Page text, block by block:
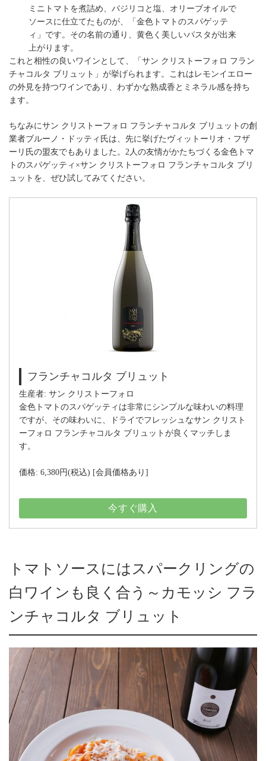
ミニトマトを煮詰め、バジリコと塩、オリーブオイルで
ソースに仕立てたものが、「金色トマトのスパゲッテ
ィ」です。その名前の通り、黄色く美しいパスタが出来
上がります。
これと相性の良いワインとして、「サン クリストーフォロ フラン
チャコルタ ブリュット」が挙げられます。これはレモンイエロー
の外見を持つワインであり、わずかな熟成香とミネラル感を持ち
ます。
ちなみにサン クリストーフォロ フランチャコルタ ブリュットの創
業者ブルーノ・ドッティ氏は、先に挙げたヴィットーリオ・フザ
ーリ氏の盟友でもありました。2人の友情がかたちづくる金色トマ
トのスパゲッティ×サン クリストーフォロ フランチャコルタ ブリ
ュットを、ぜひ試してみてください。
フランチャコルタ ブリュット
生産者: サン クリストーフォロ
金色トマトのスパゲッティは非常にシンプルな味わいの料理
ですが、その味わいに、ドライでフレッシュなサン クリスト
ーフォロ フランチャコルタ ブリュットが良くマッチしま
す。
価格: 6,380円(税込) [会員価格あり]
今すぐ購入
トマトソースにはスパークリングの
白ワインも良く合う～カモッシ フラ
ンチャコルタ ブリュット